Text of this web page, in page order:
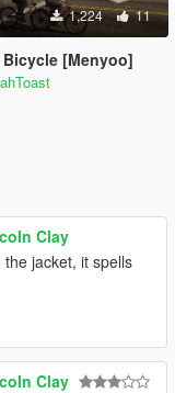
1,224 11
Bicycle [Menyoo]
Clay
jacket, it spells
Clay